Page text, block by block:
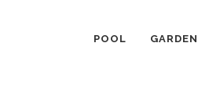
POOL GARDEN